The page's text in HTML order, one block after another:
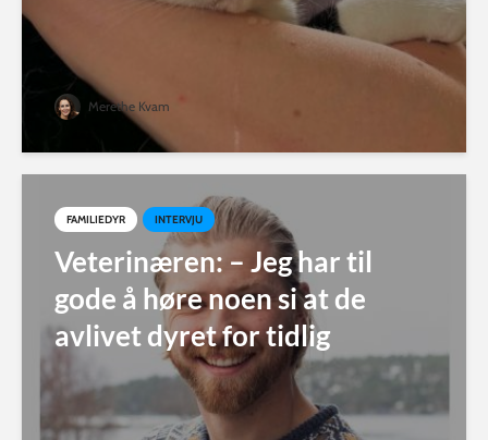
Merethe Kvam
FAMILIEDYR INTERVJU
Veterinæren: – Jeg har til
gode å høre noen si at de
avlivet dyret for tidlig